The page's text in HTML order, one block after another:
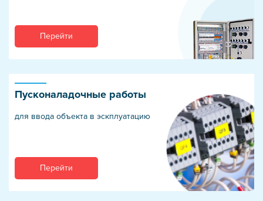
Перейти
Пусконаладочные работы
для ввода объекта в эскплуатацию
Перейти